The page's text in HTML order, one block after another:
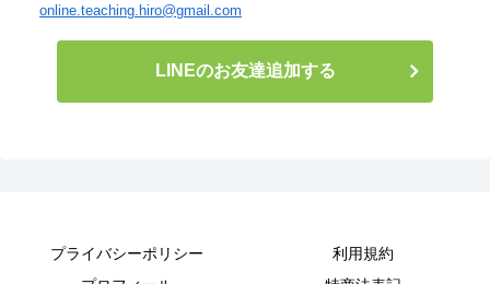
online.teaching.hiro@gmail.com
LINEのお友達追加する
プライバシーポリシー
利用規約